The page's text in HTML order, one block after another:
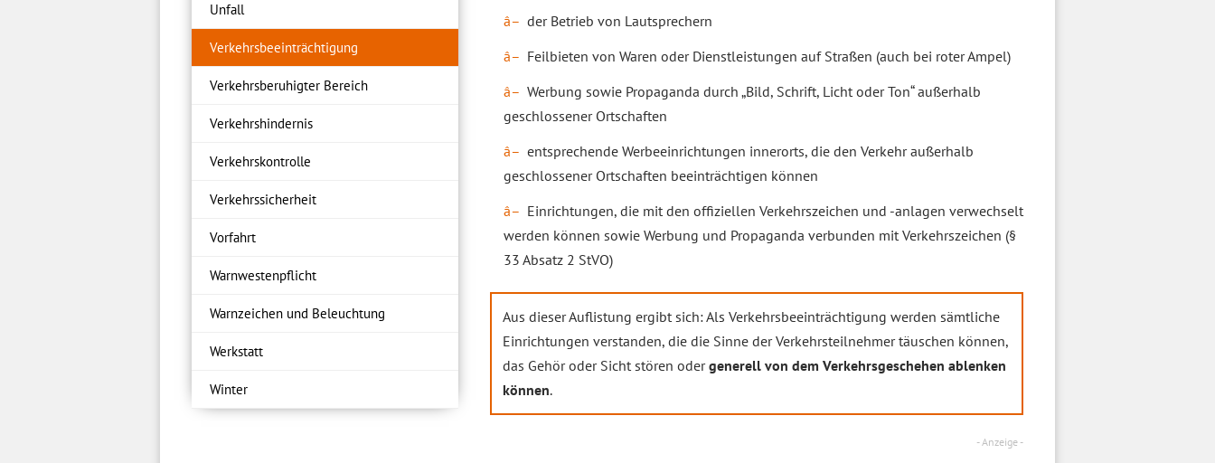
Unfall
Verkehrsbeeinträchtigung
Verkehrsberuhigter Bereich
Verkehrshindernis
Verkehrskontrolle
Verkehrssicherheit
Vorfahrt
Warnwestenpflicht
Warnzeichen und Beleuchtung
Werkstatt
Winter
der Betrieb von Lautsprechern
Feilbieten von Waren oder Dienstleistungen auf Straßen (auch bei roter Ampel)
Werbung sowie Propaganda durch „Bild, Schrift, Licht oder Ton“ außerhalb
geschlossener Ortschaften
entsprechende Werbeeinrichtungen innerorts, die den Verkehr außerhalb
geschlossener Ortschaften beeinträchtigen können
Einrichtungen, die mit den offiziellen Verkehrszeichen und -anlagen verwechselt
werden können sowie Werbung und Propaganda verbunden mit Verkehrszeichen (§
33 Absatz 2 StVO)
Aus dieser Auflistung ergibt sich: Als Verkehrsbeeinträchtigung werden sämtliche
Einrichtungen verstanden, die die Sinne der Verkehrsteilnehmer täuschen können,
das Gehör oder Sicht stören odergenerell von dem Verkehrsgeschehen ablenken
können.